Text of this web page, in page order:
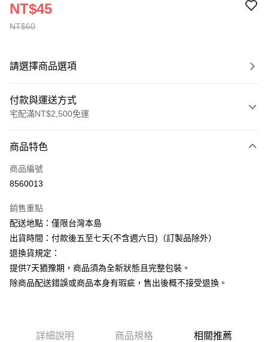
NT$60
NT$45
請選擇商品選項
付款與運送方式
宅配滿NT$2,500免運
信用卡一次付款
Apple Pay
悠遊付
ATM付款
運送方式
商品特色
商品編號
8560013
銷售重點
配送地點：僅限台灣本島
出貨時間：付款後五至七天(不含週六日)（訂製品除外）
退換貨規定：
提供7天猶豫期，商品須為全新狀態且完整包裝。
除商品配送錯誤或商品本身有瑕疵，售出後概不接受退換。
詳細說明 商品規格 相關推薦